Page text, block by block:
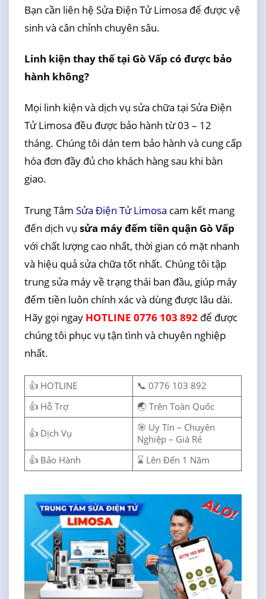
Bạn cần liên hệ Sửa Điện Tử Limosa để được vệ
sinh và cân chỉnh chuyên sâu.
Linh kiện thay thế tại Gò Vấp có được bảo
hành không?
Mọi linh kiện và dịch vụ sửa chữa tại Sửa Điện
Tử Limosa đều được bảo hành từ 03 – 12
tháng. Chúng tôi dán tem bảo hành và cung cấp
hóa đơn đầy đủ cho khách hàng sau khi bàn
giao.
Trung Tâm Sửa Điện Tử Limosa cam kết mang
đến dịch vụ sửa máy đếm tiền quận Gò Vấp
với chất lượng cao nhất, thời gian có mặt nhanh
và hiệu quả sửa chữa tốt nhất. Chúng tôi tập
trung sửa máy về trạng thái ban đầu, giúp máy
đếm tiền luôn chính xác và dùng được lâu dài.
Hãy gọi ngay HOTLINE 0776 103 892để được
chúng tôi phục vụ tận tình và chuyên nghiệp
nhất.
👍 HOTLINE
📞 0776 103 892
👍 Hỗ Trợ
🌏 Trên Toàn Quốc
👍 Dịch Vụ
🎯 Uy Tín – Chuyên
Nghiệp – Giá Rẻ
👍 Bảo Hành
⌛ Lên Đến 1 Năm